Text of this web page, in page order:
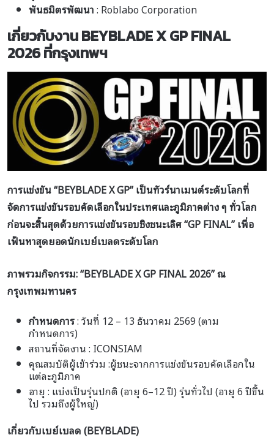
พันธมิตรพัฒนา: Roblabo Corporation
เกี่ยวกับงาน BEYBLADE X GP FINAL
2026 ที่กรุงเทพฯ
การแข่งขัน “BEYBLADE X GP” เป็นทัวร์นาเมนต์ระดับโลกที่
จัดการแข่งขันรอบคัดเลือกในประเทศและภูมิภาคต่าง ๆ ทั่วโลก
ก่อนจะสิ้นสุดด้วยการแข่งขันรอบชิงชนะเลิศ “GP FINAL” เพื่อ
เฟ้นหาสุดยอดนักเบย์เบลดระดับโลก
ภาพรวมกิจกรรม: “BEYBLADE X GP FINAL 2026”ณ
กรุงเทพมหานคร
กำหนดการ: วันที่ 12 – 13 ธันวาคม 2569 (ตาม
กำหนดการ)
สถานที่จัดงาน : ICONSIAM
คุณสมบัติผู้เข้าร่วม :ผู้ชนะจากการแข่งขันรอบคัดเลือกใน
แต่ละภูมิภาค
อายุ : แบ่งเป็นรุ่นปกติ (อายุ 6–12 ปี) รุ่นทั่วไป (อายุ 6 ปีขึ้น
ไป รวมถึงผู้ใหญ่)
เกี่ยวกับเบย์เบลด (BEYBLADE)